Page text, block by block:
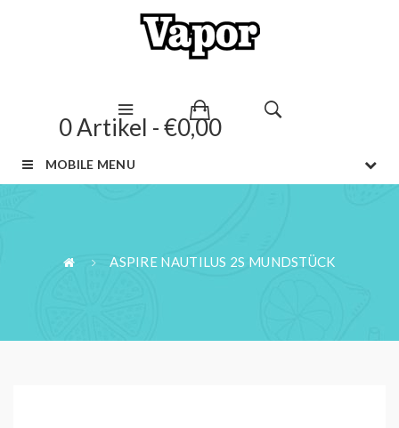
0 Artikel - €0,00
MOBILE MENU
ASPIRE NAUTILUS 2S MUNDSTÜCK